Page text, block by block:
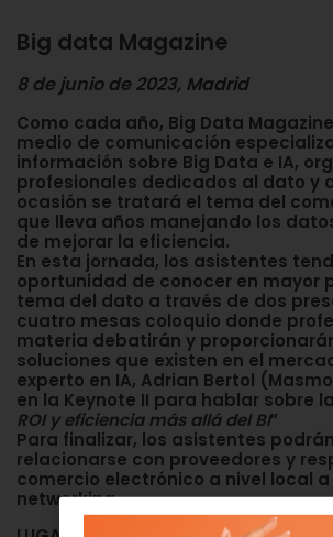
Big data Magazine
8 de junio de 2023, Madrid
Como cada año, Big Data
medio de comunicación
información sobre Big Data e IA,
profesionales dedicados al dato y
ocasión se tratará el tema del
que lleva años manejando los
de mejorar la eficiencia.
En esta jornada, los asistentes
oportunidad de conocer en mayor
tema del dato a través de dos
cuatro mesas coloquio donde
materia debatirán y
soluciones que existen en el
experto en IA, Adrian Bertol
en la Keynote II para hablar sobre
ROI y eficiencia más allá del BI”
Para finalizar, los asistentes
relacionarse con proveedores y
comercio electrónico a nivel local
networking.